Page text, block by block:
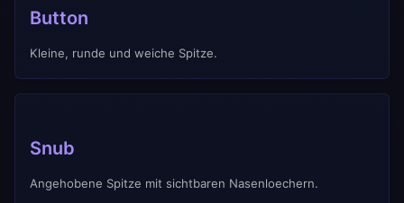
Button
Kleine, runde und weiche Spitze.
Snub
Angehobene Spitze mit sichtbaren Nasenloechern.